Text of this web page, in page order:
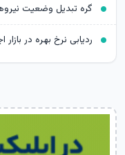
گره تبدیل وضعیت
ردیابی نرخ بهره در بازار